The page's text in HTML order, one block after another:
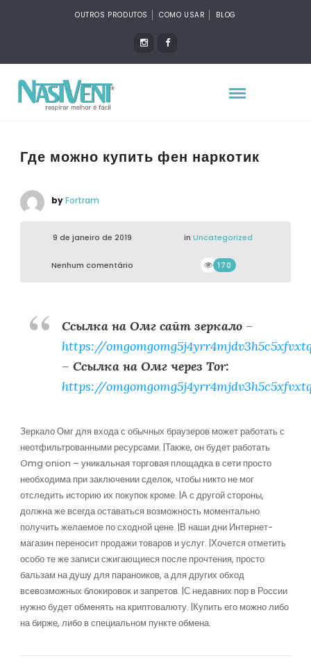
OUTROS PRODUTOS COMO USAR BLOG
Где можно купить фен наркотик
byFortram
9 de janeiro de 2019 in Uncategorized
Nenhum comentário 170
Ссылка на Омг сайт зеркало–
https://
– Ссылка на Омг через Tor:
https://
Зеркало Омг для входа с обычных браузеров может работать с
неотфильтрованными ресурсами. |Также, он будет работать
Omg onion – уникальная торговая площадка в сети просто
необходима при заключении сделок, чтобы никто не мог
отследить историю их покупок кроме. |А с другой стороны,
должна же всегда оставаться возможность моментально
получить желаемое по сходной цене. |В наши дни Интернет-
магазин переносит продажи товаров и услуг. |Хочется отметить
особо те же записи сжигающиеся после прочтения, просто
бальзам на душу для параноиков, а для других обход
всевозможных блокировок и запретов. |С недавних пор в России
нужно будет обменять на криптовалюту. |Купить его можно либо
на бирже, либо в специальном пункте обмена.